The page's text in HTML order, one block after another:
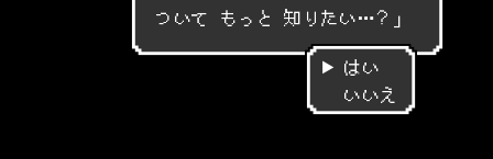
つ いて も っ と 知 り たい…？ 」
はい
いいえ